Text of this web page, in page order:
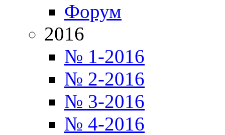
Форум
2016
№ 1-2016
№ 2-2016
№ 3-2016
№ 4-2016